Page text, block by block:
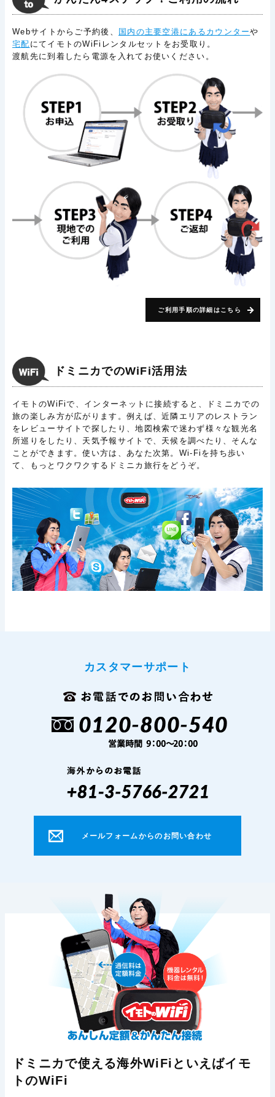
Webサイトからご予約後、 国内の主要空港にあるカウンターや
宅配 にてイモトのWiFiレンタルセットをお受取り。
渡航先に到着したら電源を入れてお使いください。
ご利用手順の詳細はこちら
ドミニカでのWiFi活用法
イモトのWiFiで、インターネットに接続すると、ドミニカでの
旅の楽しみ方が広がります。例えば、近隣エリアのレストラン
をレビューサイトで探したり、地図検索で迷わず様々な観光名
所巡りをしたり、天気予報サイトで、天候を調べたり、そんな
ことができます。使い方は、あなた次第。Wi-Fiを持ち歩い
て、もっとワクワクするドミニカ旅行をどうぞ。
カスタマーサポート
メールフォームからのお問い合わせ
ドミニカで使える海外WiFiといえばイモ
トのWiFi